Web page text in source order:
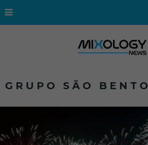
GRUPO SÃO BENTO